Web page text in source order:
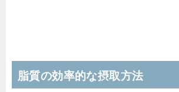
脂質の効率的な摂取方法